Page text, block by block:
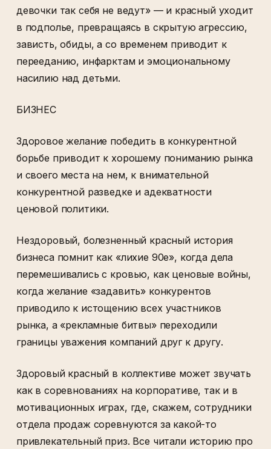
девочки так себя не ведут» — и красный уходит
в подполье, превращаясь в скрытую агрессию,
зависть, обиды, а со временем приводит к
перееданию, инфарктам и эмоциональному
насилию над детьми.
БИЗНЕС
Здоровое желание победить в конкурентной
борьбе приводит к хорошему пониманию рынка
и своего места на нем, к внимательной
конкурентной разведке и адекватности
ценовой политики.
Нездоровый, болезненный красный история
бизнеса помнит как «лихие 90е», когда дела
перемешивались с кровью, как ценовые войны,
когда желание «задавить» конкурентов
приводило к истощению всех участников
рынка, а «рекламные битвы» переходили
границы уважения компаний друг к другу.
Здоровый красный в коллективе может звучать
как в соревнованиях на корпоративе, так и в
мотивационных играх, где, скажем, сотрудники
отдела продаж соревнуются за какой-то
привлекательный приз. Все читали историю про